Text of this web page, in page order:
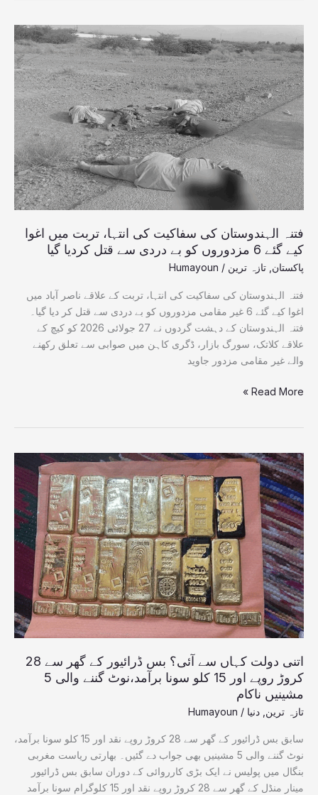
فتنہ الہندوستان کی سفاکیت کی انتہا، تربت میں اغوا
کیے گئے 6 مزدوروں کو بے دردی سے قتل کردیا گیا
پاکستان تازہ ترین /
Humayoun
فتنہ الہندوستان کی سفاکیت کی انتہا، تربت کے علاقے ناصر آباد میں
اغوا کیے گئے 6 غیر مقامی مزدوروں کو بے دردی سے قتل کر دیا گیا۔
فتنہ الہندوستان کے دہشت گردوں نے 27 جولائی 2026 کو کیچ کے
علاقے کلاتک، سورگ بازار، ڈگری کاہن میں صوابی سے تعلق رکھنے
والے غیر مقامی مزدور جاوید
الہندوستان
کی
سفاکیت
کی
انتہا،
تربت
میں
اغوا
کیے
گئے
6
مزدوروں
کو
بے
دردی
سے
قتل
کردیا
گیا
Read More »
اتنی دولت کہاں سے آئی؟ بس ڈرائیور کے گھر سے 28
کروڑ روپے اور 15 کلو سونا برآمد،نوٹ گننے والی 5
مشینیں ناکام
تازہ ترین دنیا /
Humayoun
سابق بس ڈرائیور کے گھر سے 28 کروڑ روپے نقد اور 15 کلو سونا برآمد،
نوٹ گننے والی 5 مشینیں بھی جواب دے گئیں۔ بھارتی ریاست مغربی
بنگال میں پولیس نے ایک بڑی کارروائی کے دوران سابق بس ڈرائیور
مینار منڈل کے گھر سے 28 کروڑ روپے نقد اور 15 کلوگرام سونا برآمد
اتنی
دولت
کہاں
سے
آئی؟
بس
ڈرائیور
کے
گھر
سے
28
کروڑ
روپے
اور
کلو
سونا
برآمد،نوٹ
گننے
والی
5